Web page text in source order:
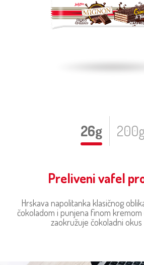
26g
Preliveni vafel
Hrskava napolitanka klasičnog
čokoladom i punjena finom
zaokružuje čokoladni okus